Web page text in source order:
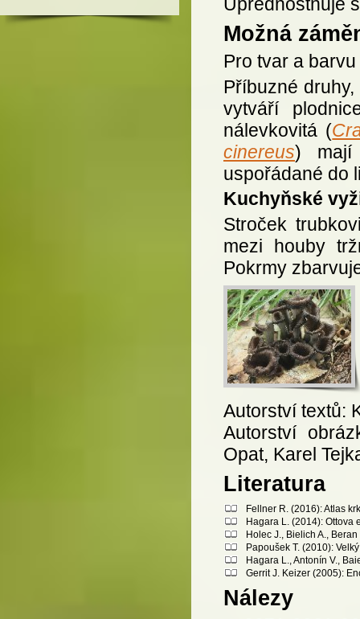
Možná
Pro tvar a
Příbuzné
vytváří
nálevkovitá (
cinereus) mají
uspořádané do
Kuchyňské
Stroček
mezi houby
Pokrmy
Autorství textů:
Autorství
Opat, Karel
Literatura
Fellner R. (2016): Atlas
Hagara L. (2014): Ottova
Holec J., Bielich A.,
Papoušek T. (2010):
Hagara L., Antonín V.,
Gerrit J. Keizer (2005):
Nálezy